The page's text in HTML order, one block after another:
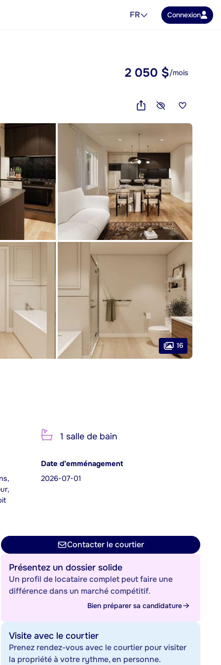
FR Connexion
2 050 $/mois
16
1 salle de bain
Date d’emménagement
2026-07-01
Contacter le courtier
Présentez un dossier solide
Un profil de locataire complet peut faire une
différence dans un marché compétitif.
Bien préparer sa candidature
Visite avec le courtier
Prenez rendez-vous avec le courtier pour visiter
la propriété à votre rythme, en personne.